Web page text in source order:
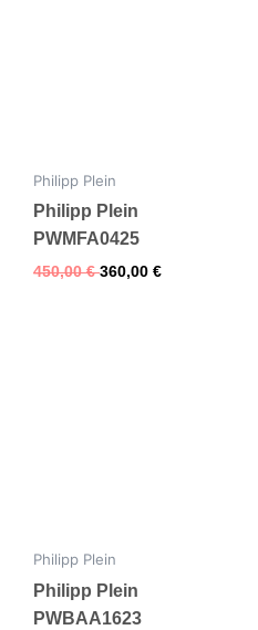
Philipp Plein
Philipp Plein
PWMFA0425
450,00€ 360,00 €
Philipp Plein
Philipp Plein
PWBAA1623